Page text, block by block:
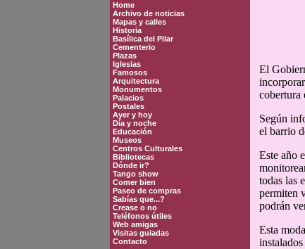
Home
Archivo de noticias
Mapas y calles
Historia
Basílica del Pilar
Cementerio
Plazas
Iglesias
Famosos
Arquitectura
Monumentos
Palacios
Postales
Ayer y hoy
Día y noche
Educación
Museos
Centros Culturales
Bibliotecas
Dónde ir?
Tango show
Comer bien
Paseo de compras
Sabías que...?
Crease o no
Teléfonos útiles
Web amigas
Visitas guiadas
Contacto
El
cobertura
Según
el barrio
Este año
todas las
permiten
podrán
Esta
instalados